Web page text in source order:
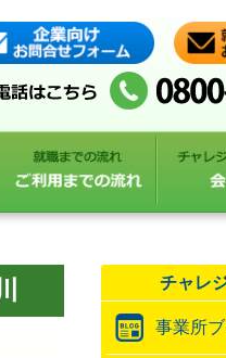
チャレ
事業所